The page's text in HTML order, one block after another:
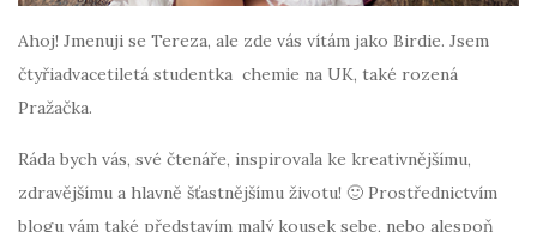
Ahoj! Jmenuji se Tereza, ale zde vás vítám jako Birdie. Jsem
čtyřiadvacetiletá studentka chemie na UK, také rozená
Pražačka.
Ráda bych vás, své čtenáře, inspirovala ke kreativnějšímu,
zdravějšímu a hlavně šťastnějšímu životu! 🙂 Prostřednictvím
blogu vám také představím malý kousek sebe, nebo alespoň